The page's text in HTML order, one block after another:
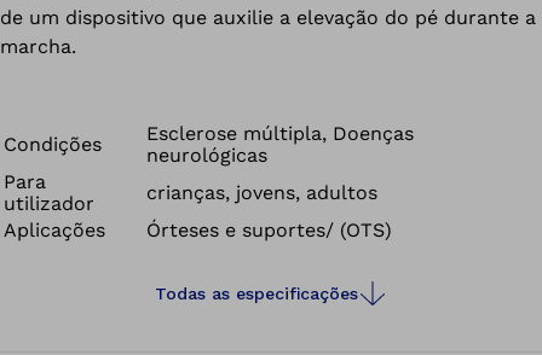
de um dispositivo que auxilie a elevação do pé durante a
marcha.
Condições
Esclerose múltipla, Doenças
neurológicas
Para
utilizador
crianças, jovens, adultos
Aplicações
Órteses e suportes/ (OTS)
Todas as especificações